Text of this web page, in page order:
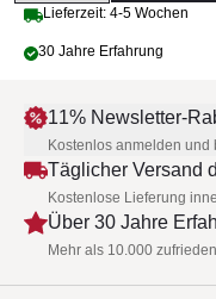
Lieferzeit: 4-5 Wochen
30 Jahre Erfahrung
11% Newsletter-
Kostenlos anmelden
Täglicher Versand
Kostenlose Lieferung
Über 30 Jahre
Mehr als 10.000